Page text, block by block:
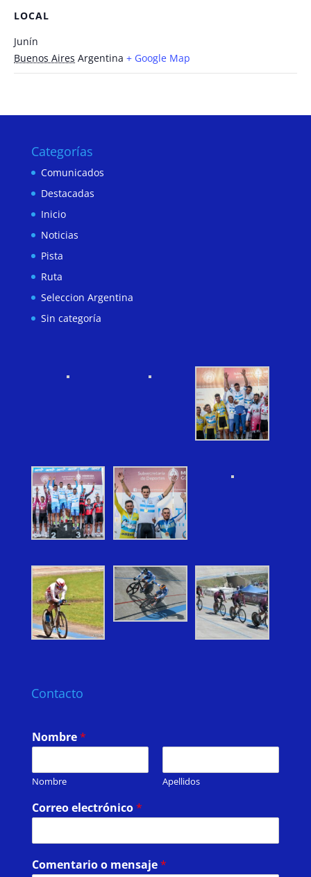
LOCAL
Junín
Buenos Aires Argentina + Google Map
Categorías
Comunicados
Destacadas
Inicio
Noticias
Pista
Ruta
Seleccion Argentina
Sin categoría
Contacto
Nombre*
Nombre Apellidos
Correo electrónico*
Comentario o mensaje*